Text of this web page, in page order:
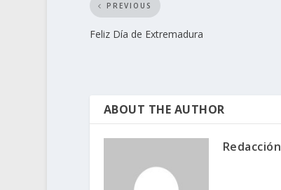
PREVIOUS
Feliz Día de Extremadura
ABOUT THE AUTHOR
Redacción